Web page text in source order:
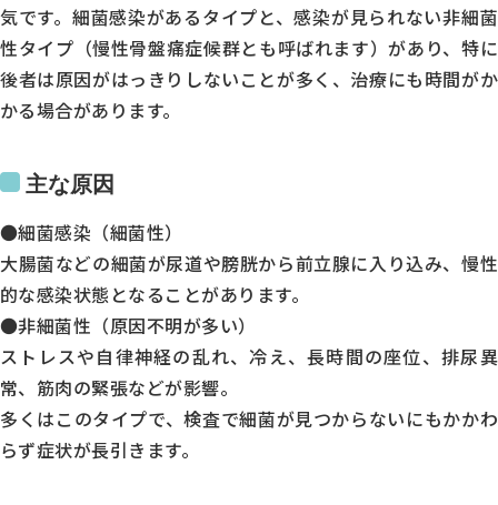
気です。細菌感染があるタイプと、感染が見られない非細菌
性タイプ（慢性骨盤痛症候群とも呼ばれます）があり、特に
後者は原因がはっきりしないことが多く、治療にも時間がか
かる場合があります。
主な原因
●細菌感染（細菌性）
大腸菌などの細菌が尿道や膀胱から前立腺に入り込み、慢性
的な感染状態となることがあります。
●非細菌性（原因不明が多い）
ストレスや自律神経の乱れ、冷え、長時間の座位、排尿異
常、筋肉の緊張などが影響。
多くはこのタイプで、検査で細菌が見つからないにもかかわ
らず症状が長引きます。